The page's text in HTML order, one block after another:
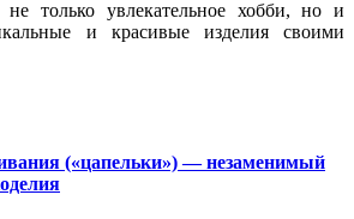
только увлекательное хобби, но и
и красивые изделия своими
(«цапельки») — незаменимый